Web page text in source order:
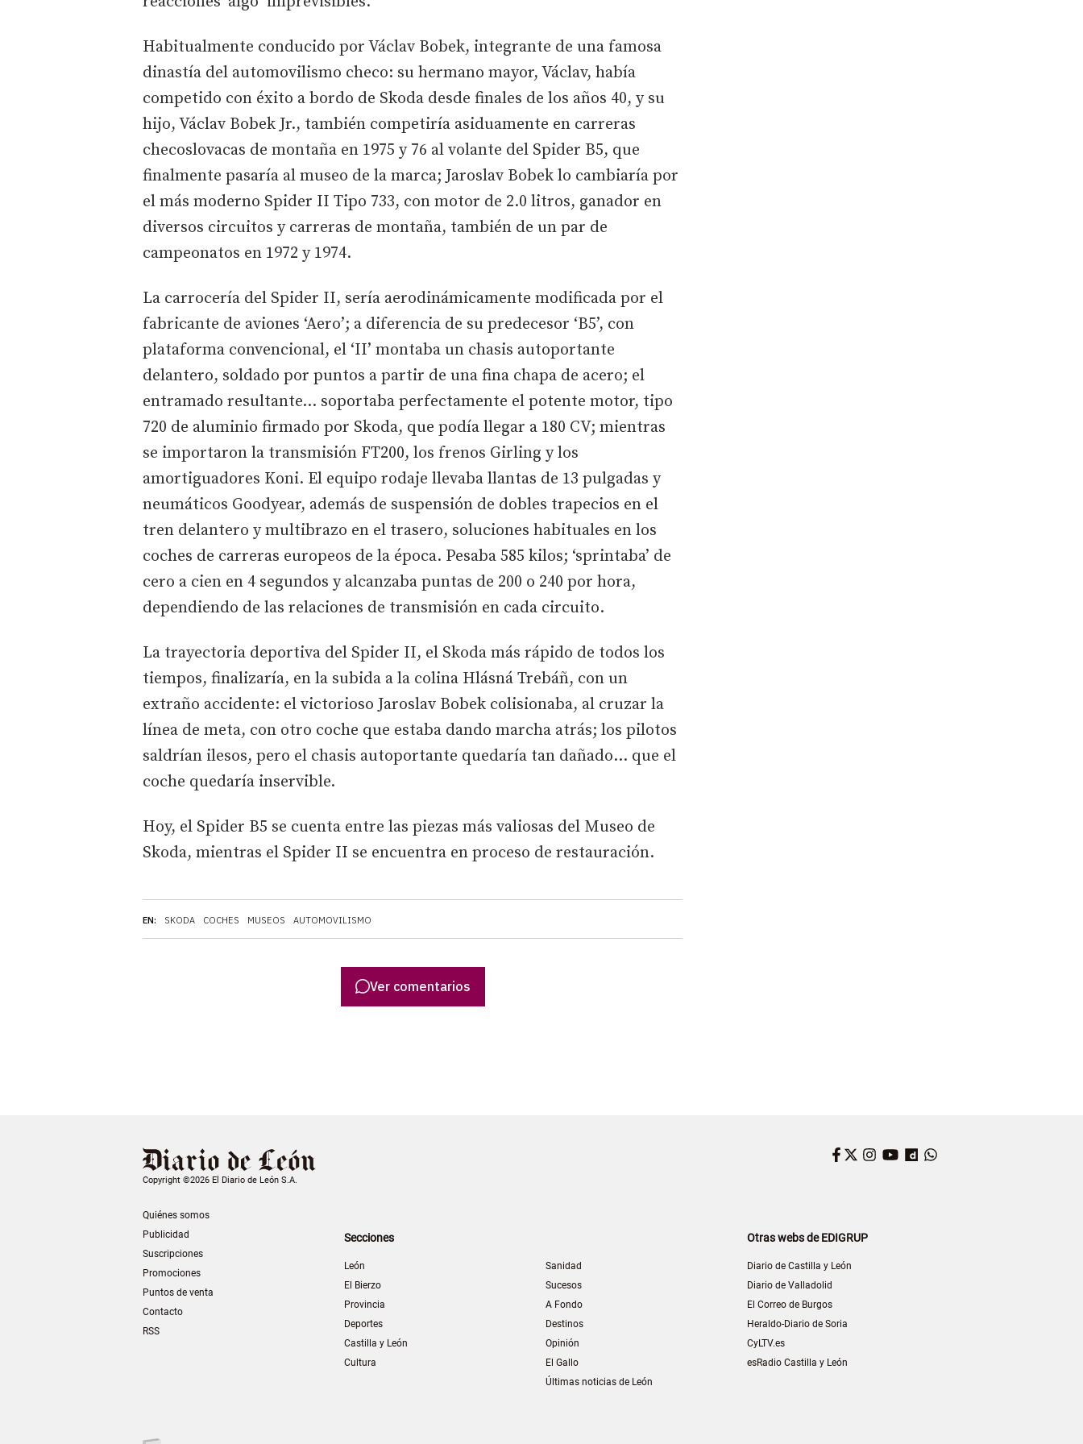
EN: SKODA COCHES MUSEOS AUTOMOVILISMO
Habitualmente conducido por Václav Bobek, integrante de una famosa
dinastía del automovilismo checo: su hermano mayor, Václav, había
competido con éxito a bordo de Skoda desde finales de los años 40, y su
hijo, Václav Bobek Jr., también competiría asiduamente en carreras
checoslovacas de montaña en 1975 y 76 al volante del Spider B5, que
finalmente pasaría al museo de la marca; Jaroslav Bobek lo cambiaría por
el más moderno Spider II Tipo 733, con motor de 2.0 litros, ganador en
diversos circuitos y carreras de montaña, también de un par de
campeonatos en 1972 y 1974.
La carrocería del Spider II, sería aerodinámicamente modificada por el
fabricante de aviones ‘Aero’; a diferencia de su predecesor ‘B5’, con
plataforma convencional, el ‘II’ montaba un chasis autoportante
delantero, soldado por puntos a partir de una fina chapa de acero; el
entramado resultante… soportaba perfectamente el potente motor, tipo
720 de aluminio firmado por Skoda, que podía llegar a 180 CV; mientras
se importaron la transmisión FT200, los frenos Girling y los
amortiguadores Koni. El equipo rodaje llevaba llantas de 13 pulgadas y
neumáticos Goodyear, además de suspensión de dobles trapecios en el
tren delantero y multibrazo en el trasero, soluciones habituales en los
coches de carreras europeos de la época. Pesaba 585 kilos; ‘sprintaba’ de
cero a cien en 4 segundos y alcanzaba puntas de 200 o 240 por hora,
dependiendo de las relaciones de transmisión en cada circuito.
La trayectoria deportiva del Spider II, el Skoda más rápido de todos los
tiempos, finalizaría, en la subida a la colina Hlásná Trebáñ, con un
extraño accidente: el victorioso Jaroslav Bobek colisionaba, al cruzar la
línea de meta, con otro coche que estaba dando marcha atrás; los pilotos
saldrían ilesos, pero el chasis autoportante quedaría tan dañado… que el
coche quedaría inservible.
Hoy, el Spider B5 se cuenta entre las piezas más valiosas del Museo de
Skoda, mientras el Spider II se encuentra en proceso de restauración.
Ver comentarios
Copyright ©2026 El Diario de León S.A.
Quiénes somos
Publicidad
Suscripciones
Promociones
Puntos de venta
Contacto
RSS
Facebook
Twitter
Instagram
YouTube
Dailymotion
Secciones
León
El Bierzo
Provincia
Deportes
Castilla y León
Cultura
Sanidad
Sucesos
A Fondo
Destinos
Opinión
El Gallo
Últimas noticias de León
Otras webs de EDIGRUP
Diario de Castilla y León
Diario de Valladolid
El Correo de Burgos
Heraldo-Diario de Soria
CyLTV.es
esRadio Castilla y León